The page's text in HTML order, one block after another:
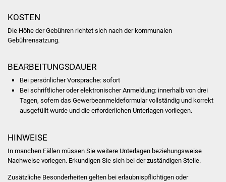
Stadtfest
Hallenbad
KOSTEN
Die Höhe der Gebühren richtet sich nach der kommunalen
Gebührensatzung.
BEARBEITUNGSDAUER
Bei persönlicher Vorsprache: sofort
Bei schriftlicher oder elektronischer Anmeldung: innerhalb von drei
Tagen, sofern das Gewerbeanmeldeformular vollständig und korrekt
ausgefüllt wurde und die erforderlichen Unterlagen vorliegen.
HINWEISE
In manchen Fällen müssen Sie weitere Unterlagen beziehungsweise
Nachweise vorlegen. Erkundigen Sie sich bei der zuständigen Stelle.
Zusätzliche Besonderheiten gelten bei erlaubnispflichtigen oder